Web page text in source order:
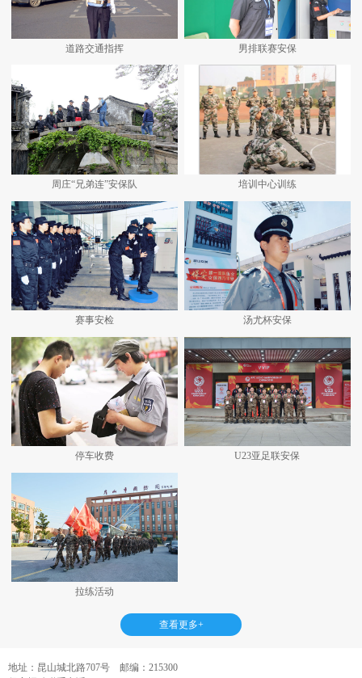
道路交通指挥 男排联赛安保
周庄“兄弟连”安保队 培训中心训练
赛事安检 汤尤杯安保
停车收费 U23亚足联安保
拉练活动
查看更多+
地址：昆山城北路707号 邮编：215300